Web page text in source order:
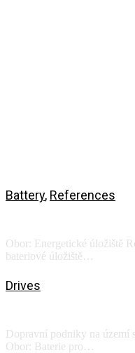
Battery, References
Obor: Energetické úložiště
bateriové úložiště…
Drives
Dopravní podniky na území
Obor: Baterie pro…